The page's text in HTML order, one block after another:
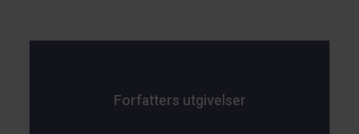
Forfatters utgivelser